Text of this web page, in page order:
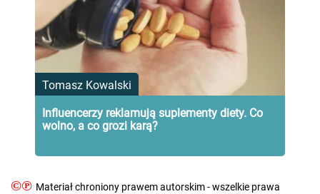
Tomasz Kowalski
Influencerzy reklamują suplementy diety. Co
wolno, a co grozi karą?
©℗ Materiał chroniony prawem autorskim - wszelkie prawa